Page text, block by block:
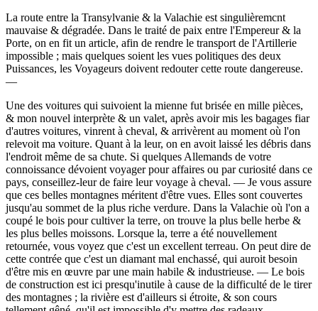
La route entre la Transylvanie & la Valachie est singulièremcnt
mauvaise & dégradée. Dans le traité de paix entre l'Empereur & la
Porte, on en fit un article, afin de rendre le transport de l'Artillerie
impossible ; mais quelques soient les vues politiques des deux
Puissances, les Voyageurs doivent redouter cette route dangereuse.
—
Une des voitures qui suivoient la mienne fut brisée en mille pièces,
& mon nouvel interprète & un valet, après avoir mis les bagages fiar
d'autres voitures, vinrent à cheval, & arrivèrent au moment où l'on
relevoit ma voiture. Quant à la leur, on en avoit laissé les débris dans
l'endroit même de sa chute. Si quelques Allemands de votre
connoissance dévoient voyager pour affaires ou par curiosité dans ce
pays, conseillez-leur de faire leur voyage à cheval. — Je vous assure
que ces belles montagnes méritent d'être vues. Elles sont couvertes
jusqu'au sommet de la plus riche verdure. Dans la Valachie où l'on a
coupé le bois pour cultiver la terre, on trouve la plus belle herbe &
les plus belles moissons. Lorsque la, terre a été nouvellement
retournée, vous voyez que c'est un excellent terreau. On peut dire de
cette contrée que c'est un diamant mal enchassé, qui auroit besoin
d'être mis en œuvre par une main habile & industrieuse. — Le bois
de construction est ici presqu'inutile à cause de la difficulté de le tirer
des montagnes ; la rivière est d'ailleurs si étroite, & son cours